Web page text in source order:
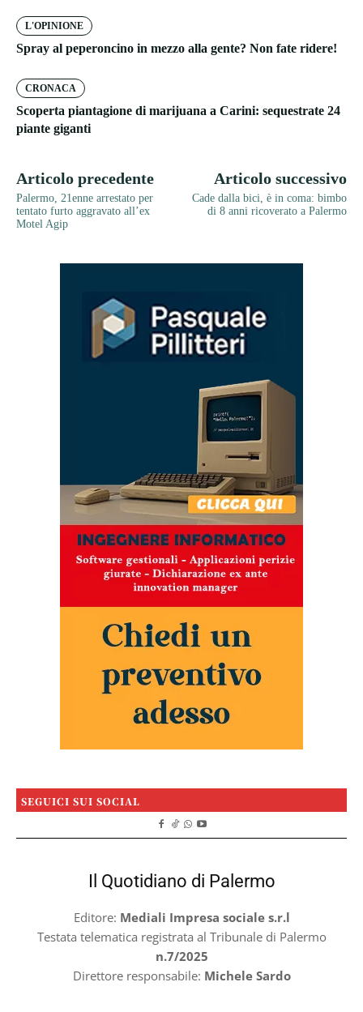
L'OPINIONE
Spray al peperoncino in mezzo alla gente? Non fate ridere!
CRONACA
Scoperta piantagione di marijuana a Carini: sequestrate 24
piante giganti
Articolo precedente
Palermo, 21enne arrestato per
tentato furto aggravato all’ex
Motel Agip
Articolo successivo
Cade dalla bici, è in coma: bimbo
di 8 anni ricoverato a Palermo
SEGUICI SUI SOCIAL
Il Quotidiano di Palermo
Editore: Mediali Impresa sociale s.r.l
Testata telematica registrata al Tribunale di Palermo
n.7/2025
Direttore responsabile: Michele Sardo